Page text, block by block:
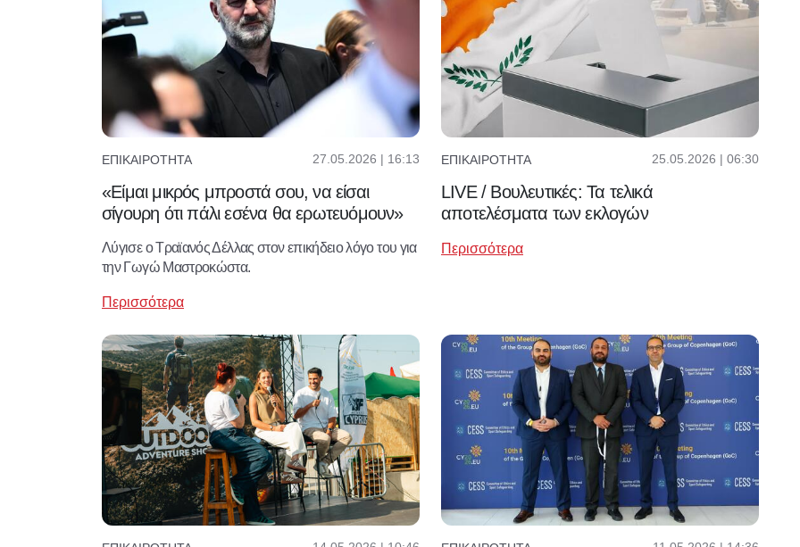
ΕΠΙΚΑΙΡΌΤΗΤΑ 27.05.2026 | 16:13
«Eίμαι μικρός μπροστά σου, να είσαι
σίγουρη ότι πάλι εσένα θα ερωτευόμουν»
Λύγισε ο Τραϊανός Δέλλας στον επικήδειο λόγο του για
την Γωγώ Μαστροκώστα.
Περισσότερα
ΕΠΙΚΑΙΡΌΤΗΤΑ 25.05.2026 | 06:30
LIVE / Βουλευτικές: Τα τελικά
αποτελέσματα των εκλογών
Περισσότερα